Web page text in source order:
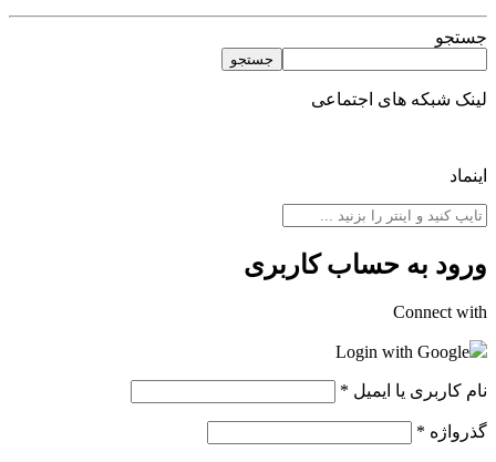
جستجو
جستجو
لینک شبکه های اجتماعی
اینماد
ورود به حساب کاربری
Connect with
Login with Google
نام کاربری یا ایمیل *
گذرواژه *